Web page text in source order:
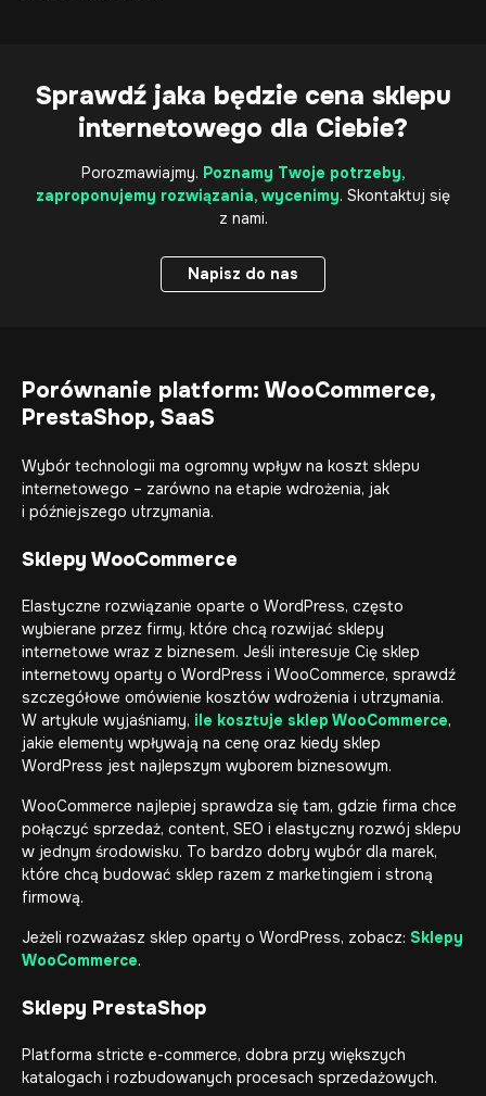
Sprawdź jaka będzie cena sklepu
internetowego dla Ciebie?
Porozmawiajmy. Poznamy Twoje potrzeby,
zaproponujemy rozwiązania, wycenimy. Skontaktuj się
z nami.
Napisz do nas
Porównanie platform: WooCommerce,
PrestaShop, SaaS
Wybór technologii ma ogromny wpływ na koszt sklepu
internetowego – zarówno na etapie wdrożenia, jak
i późniejszego utrzymania.
Sklepy WooCommerce
Elastyczne rozwiązanie oparte o WordPress, często
wybierane przez firmy, które chcą rozwijać sklepy
internetowe wraz z biznesem. Jeśli interesuje Cię sklep
internetowy oparty o WordPress i WooCommerce, sprawdź
szczegółowe omówienie kosztów wdrożenia i utrzymania.
W artykule wyjaśniamy, ile kosztuje sklep WooCommerce,
jakie elementy wpływają na cenę oraz kiedy sklep
WordPress jest najlepszym wyborem biznesowym.
WooCommerce najlepiej sprawdza się tam, gdzie firma chce
połączyć sprzedaż, content, SEO i elastyczny rozwój sklepu
w jednym środowisku. To bardzo dobry wybór dla marek,
które chcą budować sklep razem z marketingiem i stroną
firmową.
Jeżeli rozważasz sklep oparty o WordPress, zobacz: Sklepy
WooCommerce.
Sklepy PrestaShop
Platforma stricte e-commerce, dobra przy większych
katalogach i rozbudowanych procesach sprzedażowych.